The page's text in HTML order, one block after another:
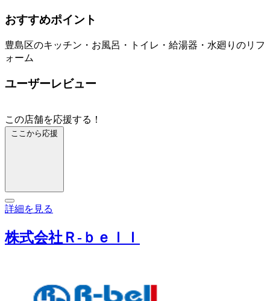
おすすめポイント
豊島区のキッチン・お風呂・トイレ・給湯器・水廻りのリフ
ォーム
ユーザーレビュー
この店舗を応援する！
ここから応援
詳細を見る
株式会社Ｒ‐ｂｅｌｌ